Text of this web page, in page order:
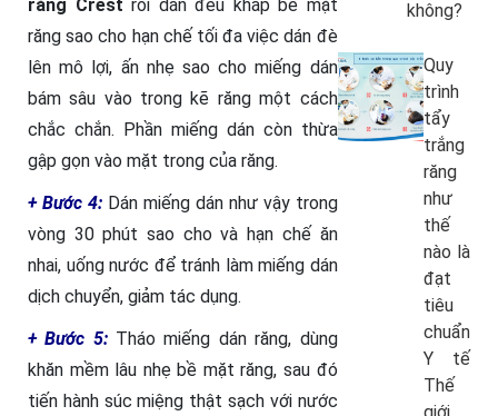
răng Crestrồi dán đều khắp bề mặt
răng sao cho hạn chế tối đa việc dán đè
lên mô lợi, ấn nhẹ sao cho miếng dán
bám sâu vào trong kẽ răng một cách
chắc chắn. Phần miếng dán còn thừa
gập gọn vào mặt trong của răng.
+ Bước 4: Dán miếng dán như vậy trong
vòng 30 phút sao cho và hạn chế ăn
nhai, uống nước để tránh làm miếng dán
dịch chuyển, giảm tác dụng.
+ Bước 5: Tháo miếng dán răng, dùng
khăn mềm lâu nhẹ bề mặt răng, sau đó
tiến hành súc miệng thật sạch với nước
không?
Quy
trình
tẩy
trắng
răng
như
thế
nào là
đạt
tiêu
chuẩn
Y tế
Thế